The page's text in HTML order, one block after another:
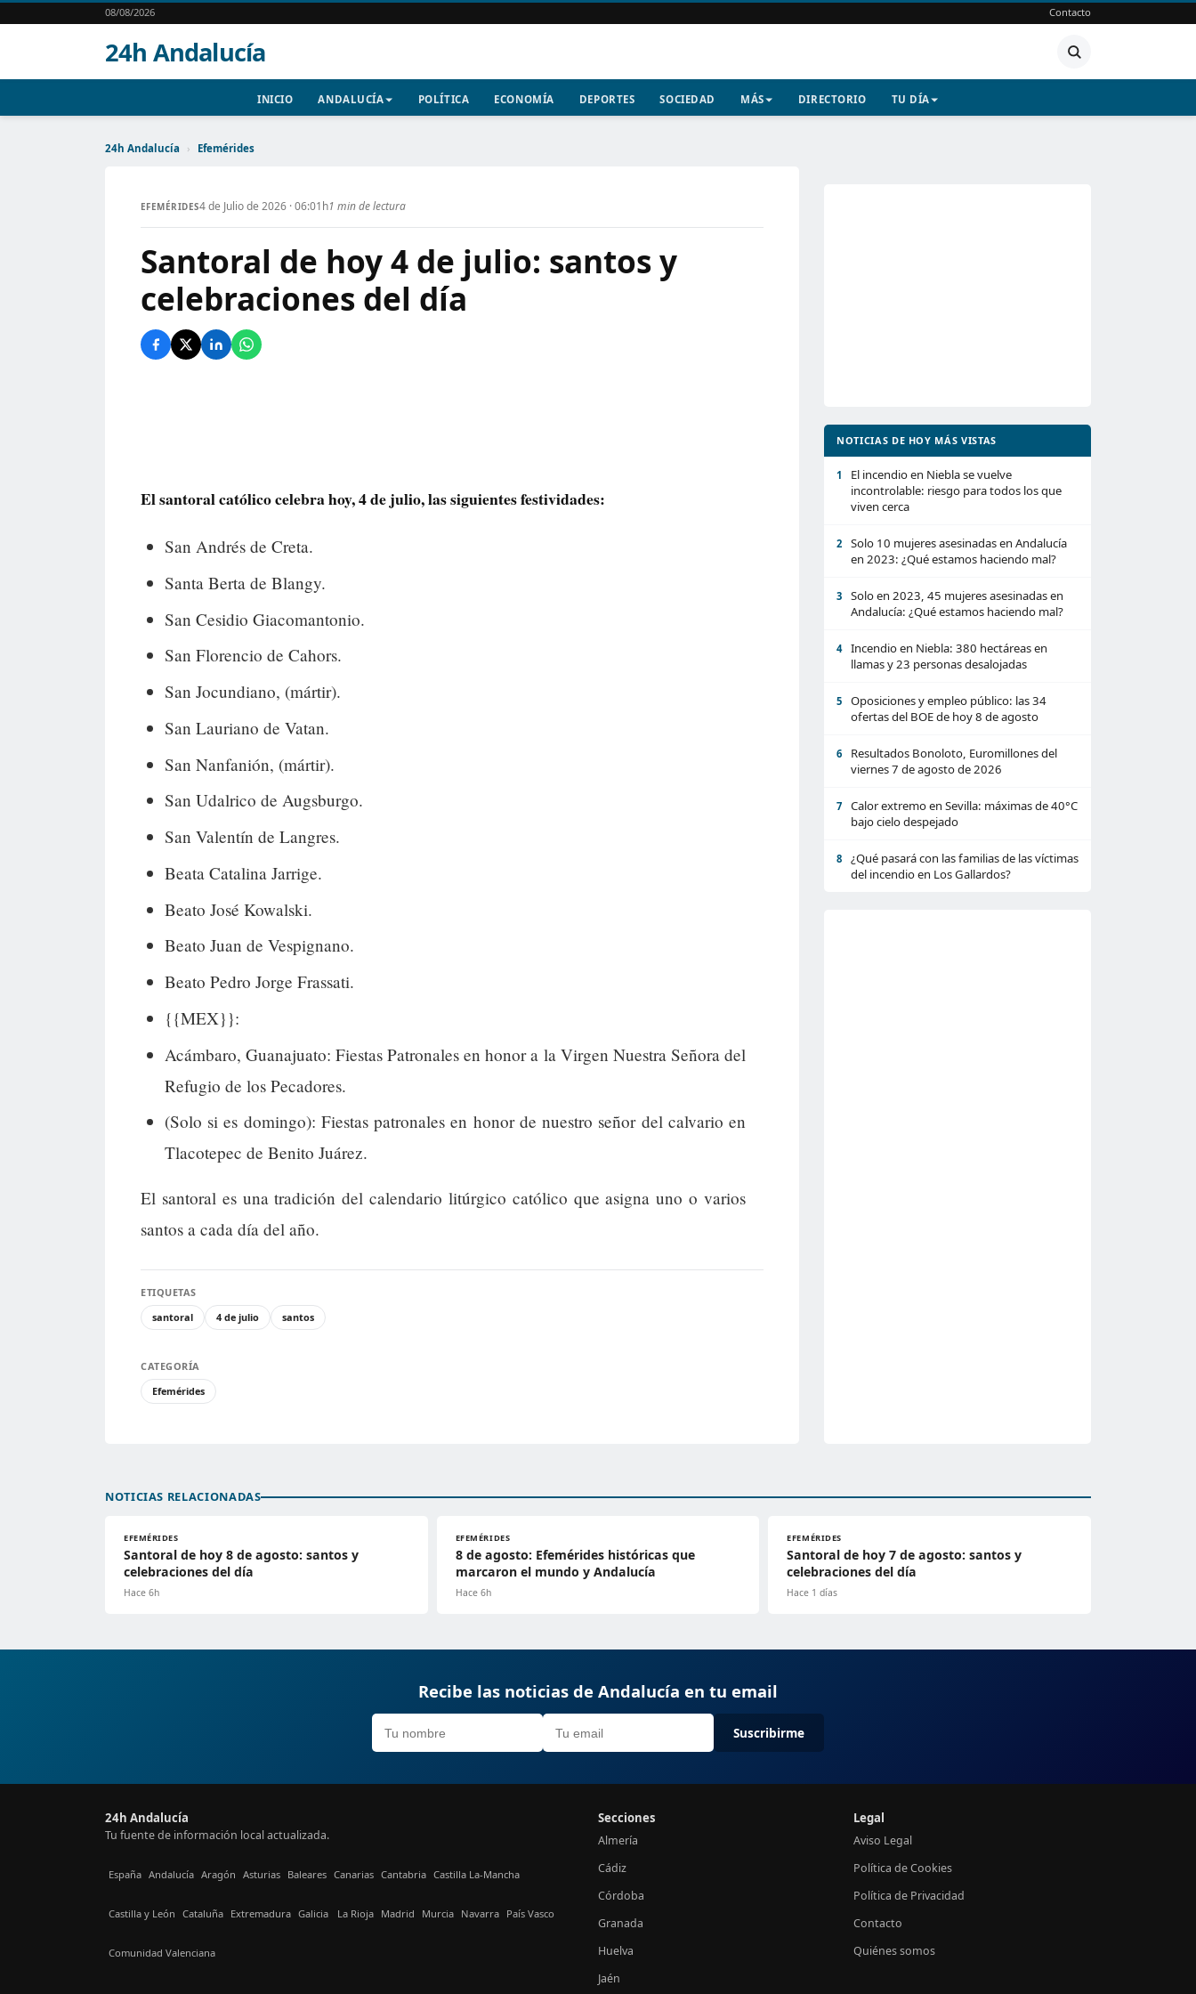
08/08/2026 Contacto
24h Andalucía
INICIO ANDALUCÍA POLÍTICA ECONOMÍA DEPORTES SOCIEDAD MÁS DIRECTORIO TU DÍA
24h Andalucía › Efemérides
EFEMÉRIDES4 de Julio de 2026 · 06:01h1 min de lectura
Santoral de hoy 4 de julio: santos y
celebraciones del día
El santoral católico celebra hoy, 4 de julio, las siguientes festividades:
San Andrés de Creta.
Santa Berta de Blangy.
San Cesidio Giacomantonio.
San Florencio de Cahors.
San Jocundiano, (mártir).
San Lauriano de Vatan.
San Nanfanión, (mártir).
San Udalrico de Augsburgo.
San Valentín de Langres.
Beata Catalina Jarrige.
Beato José Kowalski.
Beato Juan de Vespignano.
Beato Pedro Jorge Frassati.
{{MEX}}:
Acámbaro, Guanajuato: Fiestas Patronales en honor a la Virgen Nuestra Señora del
Refugio de los Pecadores.
(Solo si es domingo): Fiestas patronales en honor de nuestro señor del calvario en
Tlacotepec de Benito Juárez.
El santoral es una tradición del calendario litúrgico católico que asigna uno o varios
santos a cada día del año.
ETIQUETAS
santoral
4 de julio santos
CATEGORÍA
Efemérides
NOTICIAS DE HOY MÁS VISTAS
1
El incendio en Niebla se vuelve
incontrolable: riesgo para todos los que
viven cerca
2
Solo 10 mujeres asesinadas en Andalucía
en 2023: ¿Qué estamos haciendo mal?
3
Solo en 2023, 45 mujeres asesinadas en
Andalucía: ¿Qué estamos haciendo mal?
4
Incendio en Niebla: 380 hectáreas en
llamas y 23 personas desalojadas
5
Oposiciones y empleo público: las 34
ofertas del BOE de hoy 8 de agosto
6
Resultados Bonoloto, Euromillones del
viernes 7 de agosto de 2026
7
Calor extremo en Sevilla: máximas de 40°C
bajo cielo despejado
8
¿Qué pasará con las familias de las víctimas
del incendio en Los Gallardos?
NOTICIAS RELACIONADAS
EFEMÉRIDES
Santoral de hoy 8 de agosto: santos y
celebraciones del día
Hace 6h
EFEMÉRIDES
8 de agosto: Efemérides históricas que
marcaron el mundo y Andalucía
Hace 6h
EFEMÉRIDES
Santoral de hoy 7 de agosto: santos y
celebraciones del día
Hace 1 días
Recibe las noticias de Andalucía en tu email
Suscribirme
24h Andalucía
Tu fuente de información local actualizada.
España Andalucía Aragón Asturias Baleares Canarias Cantabria Castilla La-Mancha
Castilla y León Cataluña Extremadura Galicia La Rioja Madrid Murcia Navarra País Vasco
Comunidad Valenciana
Secciones
Almería
Cádiz
Córdoba
Granada
Huelva
Jaén
Legal
Aviso Legal
Política de Cookies
Política de Privacidad
Contacto
Quiénes somos